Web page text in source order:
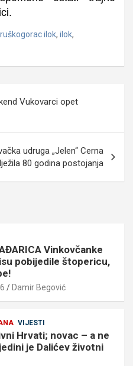
ilok, ilok,
Vukovarci opet
udruga „Jelen“ Cerna
80 godina postojanja
Vinkovčanke
pobijedile štopericu,
Damir Begović
VIJESTI
Hrvati; novac – a ne
je Dalićev životni